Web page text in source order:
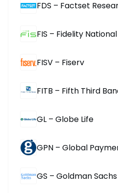
FDS – Factset
FIS – Fidelity
FISV – Fiserv
FITB – Fifth Third
GL – Globe Life
GPN – Global
GS – Goldman Sachs